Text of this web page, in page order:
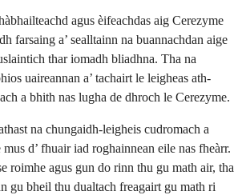
agus èifeachdas aig Cerezyme
farsaing a’ sealltainn na buannachdan aige
thar iomadh bliadhna. Tha na
uaireannan a’ tachairt le leigheas ath-
a bhith nas lugha de dhroch le Cerezyme.
na chungaidh-leigheis cudromach a
d’ fhuair iad roghainnean eile nas fheàrr.
roimhe agus gun do rinn thu gu math air, tha
gu bheil thu dualtach freagairt gu math ri